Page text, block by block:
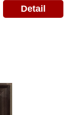
Detail